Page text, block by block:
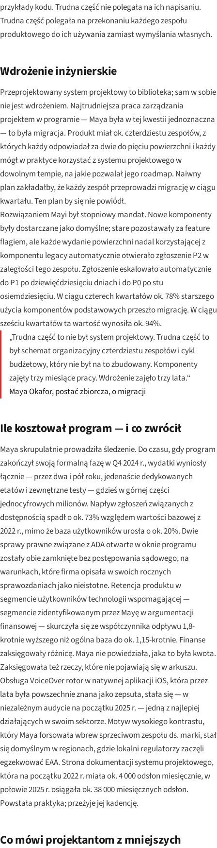
przykłady kodu. Trudna część nie polegała na ich napisaniu.
Trudna część polegała na przekonaniu każdego zespołu
produktowego do ich używania zamiast wymyślania własnych.
Wdrożenie inżynierskie
Przeprojektowany system projektowy to biblioteka; sam w sobie
nie jest wdrożeniem. Najtrudniejsza praca zarządzania
projektem w programie — Maya była w tej kwestii jednoznaczna
— to była migracja. Produkt miał ok. czterdziestu zespołów, z
których każdy odpowiadał za dwie do pięciu powierzchni i każdy
mógł w praktyce korzystać z systemu projektowego w
dowolnym tempie, na jakie pozwalał jego roadmap. Naiwny
plan zakładałby, że każdy zespół przeprowadzi migrację w ciągu
kwartału. Ten plan by się nie powiódł.
Rozwiązaniem Mayi był stopniowy mandat. Nowe komponenty
były dostarczane jako domyślne; stare pozostawały za feature
flagiem, ale każde wydanie powierzchni nadal korzystającej z
komponentu legacy automatycznie otwierało zgłoszenie P2 w
zaległości tego zespołu. Zgłoszenie eskalowało automatycznie
do P1 po dziewięćdziesięciu dniach i do P0 po stu
osiemdziesięciu. W ciągu czterech kwartałów ok. 78% starszego
użycia komponentów podstawowych przeszło migrację. W ciągu
sześciu kwartałów ta wartość wynosiła ok. 94%.
„Trudna część to nie był system projektowy. Trudna część to
był schemat organizacyjny czterdziestu zespołów i cykl
budżetowy, który nie był na to zbudowany. Komponenty
zajęły trzy miesiące pracy. Wdrożenie zajęło trzy lata.“
Maya Okafor, postać zbiorcza, o migracji
Ile kosztował program — i co zwrócił
Maya skrupulatnie prowadziła śledzenie. Do czasu, gdy program
zakończył swoją formalną fazę w Q4 2024 r., wydatki wyniosły
łącznie — przez dwa i pół roku, jedenaście dedykowanych
etatów i zewnętrzne testy — gdzieś w górnej części
jednocyfrowych milionów. Napływ zgłoszeń związanych z
dostępnością spadł o ok. 73% względem wartości bazowej z
2022 r., mimo że baza użytkowników urosła o ok. 20%. Dwie
sprawy prawne związane z ADA otwarte w oknie programu
zostały obie zamknięte bez postępowania sądowego, na
warunkach, które firma opisała w swoich rocznych
sprawozdaniach jako nieistotne. Retencja produktu w
segmencie użytkowników technologii wspomagającej —
segmencie zidentyfikowanym przez Mayę w argumentacji
finansowej — skurczyła się ze współczynnika odpływu 1,8-
krotnie wyższego niż ogólna baza do ok. 1,15-krotnie. Finanse
zaksięgowały różnicę. Maya nie powiedziała, jaka to była kwota.
Zaksięgowała też rzeczy, które nie pojawiają się w arkuszu.
Obsługa VoiceOver rotor w natywnej aplikacji iOS, która przez
lata była powszechnie znana jako zepsuta, stała się — w
niezależnym audycie na początku 2025 r. — jedną z najlepiej
działających w swoim sektorze. Motyw wysokiego kontrastu,
który Maya forsowała wbrew sprzeciwom zespołu ds. marki, stał
się domyślnym w regionach, gdzie lokalni regulatorzy zaczęli
egzekwować EAA. Strona dokumentacji systemu projektowego,
która na początku 2022 r. miała ok. 4 000 odsłon miesięcznie, w
połowie 2025 r. osiągała ok. 38 000 miesięcznych odsłon.
Powstała praktyka; przeżyje jej kadencję.
Co mówi projektantom z mniejszych